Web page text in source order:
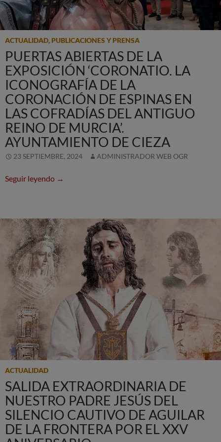
ACTUALIDAD, PUBLICACIONES Y PRENSA
PUERTAS ABIERTAS DE LA
EXPOSICIÓN ‘CORONATIO. LA
ICONOGRAFÍA DE LA
CORONACIÓN DE ESPINAS EN
LAS COFRADÍAS DEL ANTIGUO
REINO DE MURCIA’.
AYUNTAMIENTO DE CIEZA
23 SEPTIEMBRE, 2024 ADMINISTRADOR WEB OGR
Seguir leyendo Puertas abiertas de la exposición
→
ACTUALIDAD
SALIDA EXTRAORDINARIA DE
NUESTRO PADRE JESÚS DEL
SILENCIO CAUTIVO DE AGUILAR
DE LA FRONTERA POR EL XXV